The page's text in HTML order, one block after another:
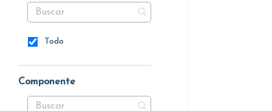
Todo
Componente